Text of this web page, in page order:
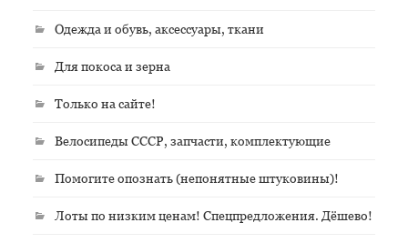
Одежда и обувь, аксессуары, ткани
Для покоса и зерна
Только на сайте!
Велосипеды СССР, запчасти, комплектующие
Помогите опознать (непонятные штуковины)!
Лоты по низким ценам! Спецпредложения. Дёшево!